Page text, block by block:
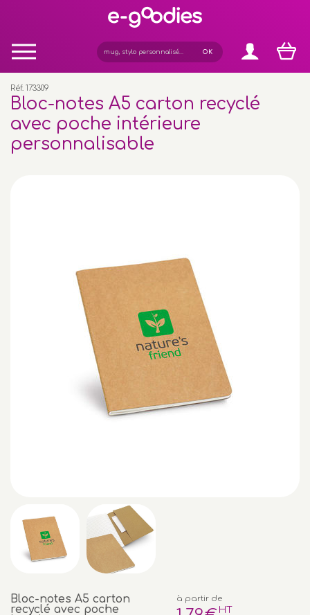
Réf. 173309
Bloc-notes A5 carton recyclé
avec poche intérieure
personnalisable
Bloc-notes A5 carton
recyclé avec poche
à partir de
HT